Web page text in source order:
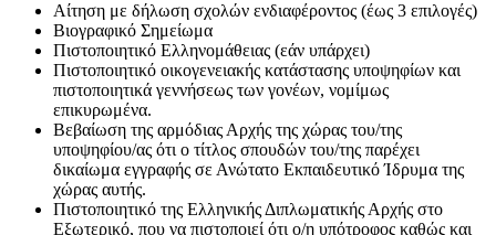
Αίτηση με δήλωση σχολών ενδιαφέροντος (έως 3 επιλογές)
Βιογραφικό Σημείωμα
Πιστοποιητικό Ελληνομάθειας (εάν υπάρχει)
Πιστοποιητικό οικογενειακής κατάστασης υποψηφίων και
πιστοποιητικά γεννήσεως των γονέων, νομίμως
επικυρωμένα.
Βεβαίωση της αρμόδιας Αρχής της χώρας του/της
υποψηφίου/ας ότι ο τίτλος σπουδών του/της παρέχει
δικαίωμα εγγραφής σε Ανώτατο Εκπαιδευτικό Ίδρυμα της
χώρας αυτής.
Πιστοποιητικό της Ελληνικής Διπλωματικής Αρχής στο
Εξωτερικό, που να πιστοποιεί ότι ο/η υπότροφος καθώς και